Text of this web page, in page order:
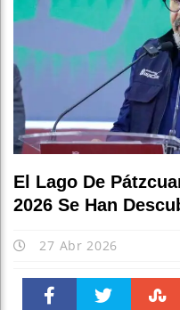
El Lago De
2026 Se Han
27 Abr 2026